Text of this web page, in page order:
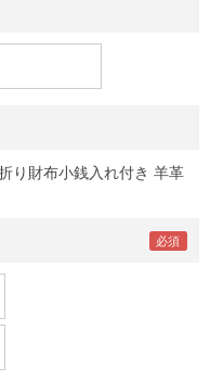
り財布小銭入れ付き 羊革